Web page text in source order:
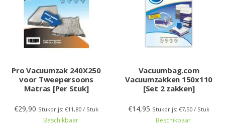
Pro Vacuumzak 240X250
voor Tweepersoons
Matras [Per Stuk]
€29,90 Stukprijs: €11,80 / Stuk
Beschikbaar
Vacuumbag.com
Vacuumzakken 150x110
[Set 2 zakken]
€14,95 Stukprijs: €7,50 / Stuk
Beschikbaar